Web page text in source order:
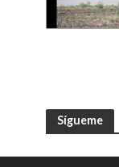
Sígueme